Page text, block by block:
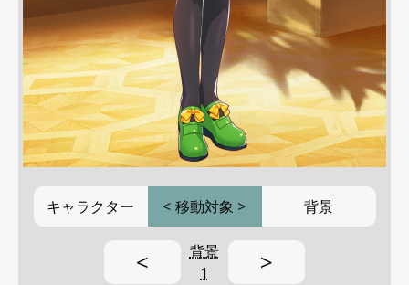
キャラクター < 移動対象 > 背景
<
背景
1
>